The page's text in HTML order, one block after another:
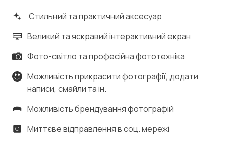
Стильний та практичний аксесуар
Великий та яскравий інтерактивний екран
Фото-світло та професійна фототехніка
Можливість прикрасити фотографії, додати
написи, смайли та ін.
Можливість брендування фотографій
Миттєве відправлення в соц. мережі